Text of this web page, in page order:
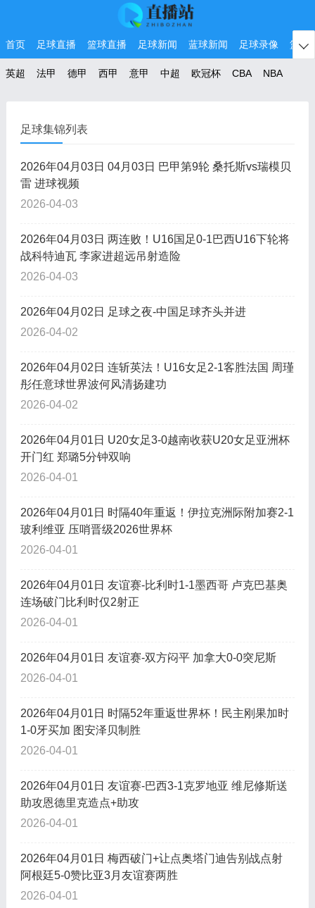
首页 足球直播 篮球直播 足球新闻 蓝球新闻 足球录像 篮球

英超 法甲 德甲 西甲 意甲 中超 欧冠杯 CBA NBA
足球集锦列表
2026年04月03日 04月03日 巴甲第9轮 桑托斯vs瑞模贝
雷 进球视频
2026-04-03
2026年04月03日 两连败！U16国足0-1巴西U16下轮将
战科特迪瓦 李家进超远吊射造险
2026-04-03
2026年04月02日 足球之夜-中国足球齐头并进
2026-04-02
2026年04月02日 连斩英法！U16女足2-1客胜法国 周瑾
彤任意球世界波何风清扬建功
2026-04-02
2026年04月01日 U20女足3-0越南收获U20女足亚洲杯
开门红 郑璐5分钟双响
2026-04-01
2026年04月01日 时隔40年重返！伊拉克洲际附加赛2-1
玻利维亚 压哨晋级2026世界杯
2026-04-01
2026年04月01日 友谊赛-比利时1-1墨西哥 卢克巴基奥
连场破门比利时仅2射正
2026-04-01
2026年04月01日 友谊赛-双方闷平 加拿大0-0突尼斯
2026-04-01
2026年04月01日 时隔52年重返世界杯！民主刚果加时
1-0牙买加 图安泽贝制胜
2026-04-01
2026年04月01日 友谊赛-巴西3-1克罗地亚 维尼修斯送
助攻恩德里克造点+助攻
2026-04-01
2026年04月01日 梅西破门+让点奥塔门迪告别战点射
阿根廷5-0赞比亚3月友谊赛两胜
2026-04-01